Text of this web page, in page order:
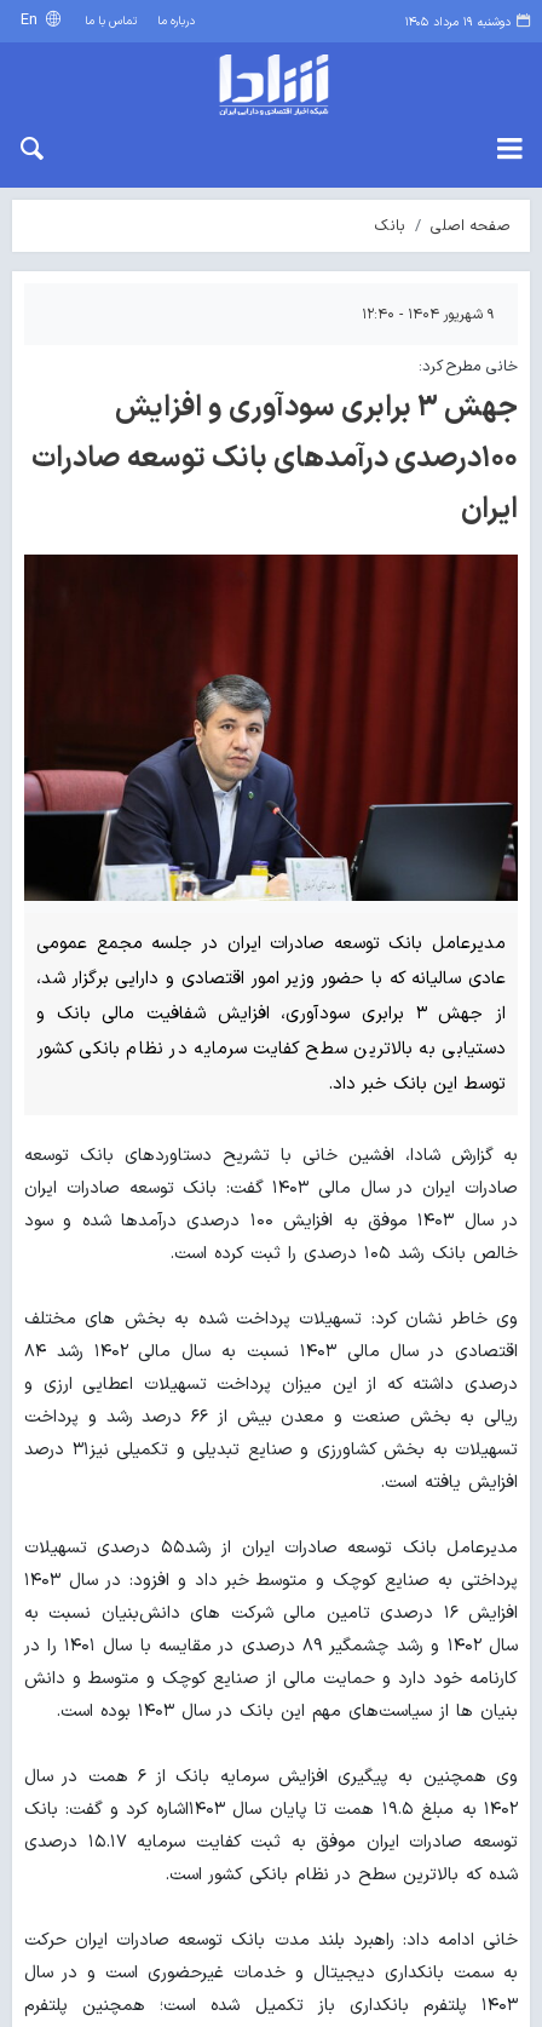
دوشنبه ۱۹ مرداد ۱۴۰۵ درباره ما تماس با ما
صفحه اصلی بانک
۹ شهریور ۱۴۰۴ - ۱۲:۴۰
خانی مطرح کرد:
جهش ۳ برابری سودآوری و افزایش
۱۰۰درصدی درآمدهای بانک توسعه صادرات
ایران
مدیرعامل بانک توسعه صادرات ایران در جلسه مجمع عمومی
عادی سالیانه که با حضور وزیر امور اقتصادی و دارایی برگزار شد،
از جهش ۳ برابری سودآوری، افزایش شفافیت مالی بانک و
دستیابی به بالاترین سطح کفایت سرمایه در نظام بانکی کشور
توسط این بانک خبر داد.
به گزارش شادا، افشین خانی با تشریح دستاوردهای بانک توسعه
صادرات ایران در سال مالی ۱۴۰۳ گفت: بانک توسعه صادرات ایران
در سال ۱۴۰۳ موفق به افزایش ۱۰۰ درصدی درآمدها شده و سود
خالص بانک رشد ۱۰۵ درصدی را ثبت کرده است.
وی خاطر نشان کرد: تسهیلات پرداخت شده به بخش های مختلف
اقتصادی در سال مالی ۱۴۰۳ نسبت به سال مالی ۱۴۰۲ رشد ۸۴
درصدی داشته که از این میزان پرداخت تسهیلات اعطایی ارزی و
ریالی به بخش صنعت و معدن بیش از ۶۶ درصد رشد و پرداخت
تسهیلات به بخش کشاورزی و صنایع تبدیلی و تکمیلی نیز۳۱ درصد
افزایش یافته است.
مدیرعامل بانک توسعه صادرات ایران از رشد۵۵ درصدی تسهیلات
پرداختی به صنایع کوچک و متوسط خبر داد و افزود: در سال ۱۴۰۳
افزایش ۱۶ درصدی تامین مالی شرکت های دانش‌بنیان نسبت به
سال ۱۴۰۲ و رشد چشمگیر ۸۹ درصدی در مقایسه با سال ۱۴۰۱ را در
کارنامه خود دارد و حمایت مالی از صنایع کوچک و متوسط و دانش
بنیان ها از سیاست‌های مهم این بانک در سال‌ ۱۴۰۳ بوده است.
وی همچنین به پیگیری افزایش سرمایه بانک از ۶ همت در سال
۱۴۰۲ به مبلغ ۱۹.۵ همت تا پایان سال ۱۴۰۳اشاره کرد و گفت: بانک
توسعه صادرات ایران موفق به ثبت کفایت سرمایه ۱۵.۱۷ درصدی
شده که بالاترین سطح در نظام بانکی کشور است.
خانی ادامه داد: راهبرد بلند مدت بانک توسعه صادرات ایران حرکت
به سمت بانکداری دیجیتال و خدمات غیرحضوری است و در سال
۱۴۰۳ پلتفرم بانکداری باز تکمیل شده است؛ همچنین پلتفرم